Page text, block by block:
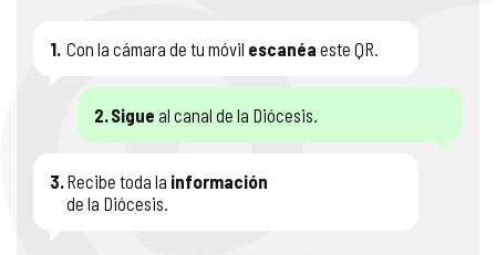
1. Con la cámara de tu móvil escanéa este QR.
2.Sigue al canal de la Diócesis.
3.Recibe toda la información
de la Diócesis.